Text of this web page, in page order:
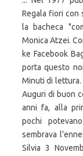
Regala fiori con
la bacheca
Monica Atzei.
ke Facebook
porta questo
Minuti di lettura.
Auguri di buon
anni fa, alla
pochi
sembrava
Silvia 3